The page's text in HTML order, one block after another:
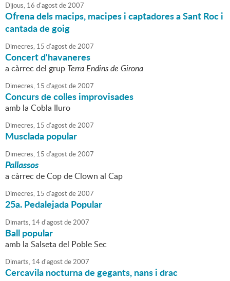
Dijous, 16 d'agostde2007
Ofrena dels macips, macipes i captadores a Sant Roc i
cantada de goig
Dimecres, 15 d'agostde2007
Concert d'havaneres
a càrrec del grup Terra Endins de Girona
Dimecres, 15 d'agostde2007
Concurs de colles improvisades
amb la Cobla Iluro
Dimecres, 15 d'agostde2007
Musclada popular
Dimecres, 15 d'agostde2007
Pallassos
a càrrec de Cop de Clown al Cap
Dimecres, 15 d'agostde2007
25a. Pedalejada Popular
Dimarts, 14d'agostde2007
Ball popular
amb la Salseta del Poble Sec
Dimarts, 14d'agostde2007
Cercavila nocturna de gegants, nans i drac